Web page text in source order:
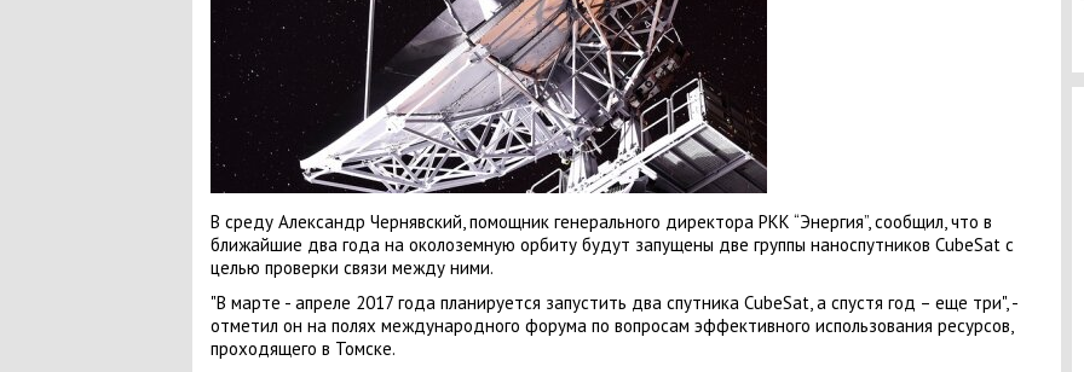
В среду Александр Чернявский, помощник генерального директора РКК “Энергия”, сообщил, что в
ближайшие два года на околоземную орбиту будут запущены две группы наноспутников CubeSat с
целью проверки связи между ними.
"В марте - апреле 2017 года планируется запустить два спутника CubeSat, а спустя год – еще три", -
отметил он на полях международного форума по вопросам эффективного использования ресурсов,
проходящего в Томске.